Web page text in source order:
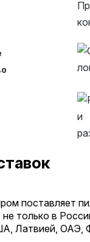
поставляет
только в
Латвией, ОАЭ,